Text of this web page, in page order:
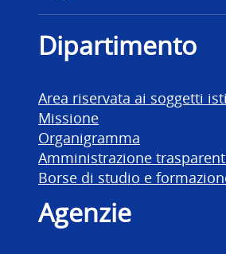
Dipartimento
Dipartimento
Area riservata ai soggetti
Missione
Organigramma
Amministrazione
Borse di studio e
Agenzie